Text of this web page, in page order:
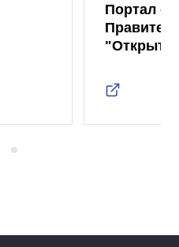
Портал